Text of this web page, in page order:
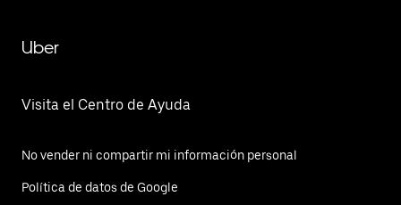
Uber
Visita el Centro de Ayuda
No vender ni compartir mi información personal
Política de datos de Google